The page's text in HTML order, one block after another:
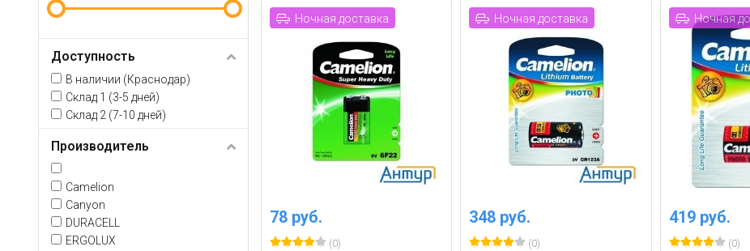
Доступность
В наличии (Краснодар)
Склад 1 (3-5 дней)
Склад 2 (7-10 дней)
Производитель
Camelion
Canyon
DURACELL
ERGOLUX
Ночная доставка
78 руб.
(0)
Ночная доставка
348 руб.
(0)
Ночная
419 руб.
(0)